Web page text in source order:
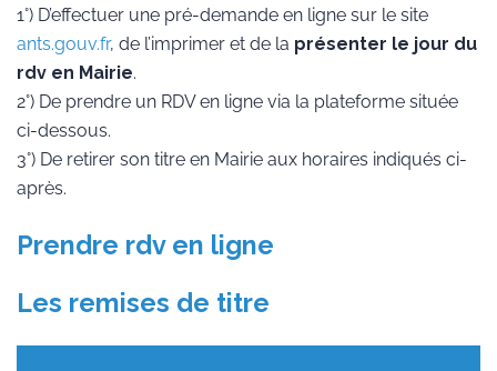
1°) D’effectuer une pré-demande en ligne sur le site
ants.gouv.fr, de l’imprimer et de la présenter le jour du
rdv en Mairie.
2°) De prendre un RDV en ligne via la plateforme située
ci-dessous.
3°) De retirer son titre en Mairie aux horaires indiqués ci-
après.
Prendre rdv en ligne
Les remises de titre